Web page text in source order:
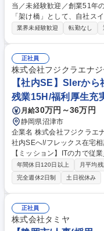
当／未経験歓迎／創業51年の安定企業 仕事の内容
「架け橋」として、自社ス
と連携し、感謝されること
庫管理 ■配送ルートの最適
の雰囲気 ・価値観：三つの
えから周りから謙虚に学ぶ
大家族経営主義：従業員の
ず勤務しています！ 募集職種 【熱海】人気スイーツブランドの配送担当
／未経験歓迎／創業51年の安
業界未経験歓迎 転勤なし
正社員
株式会社フジクラエナ
【社内SE】SIerか
残業15H/福利厚生充
月給30万円～36万円
静岡県沼津市
企業名 株式会社フジクラエナジーシステムズ
社内SEへ!/フレックス在宅相談可
【ミッション】ITの力で従
盤の自立化」に向けた体制
中心に、社内ネットワーク
す 【具体的には】 ■ヘルプデスク：「PCが動かない」「ソフトの使い方
が分からない」といった社
プを行います。 ■既存シス
ムが正常に動いているかの
合わせた機能追加を行いま
年間休日120日以上 月平均
完全週休2日制
土日祝休み
正社員
株式会社タミヤ